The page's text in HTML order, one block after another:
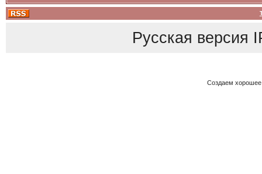
Русская версия
Создаем